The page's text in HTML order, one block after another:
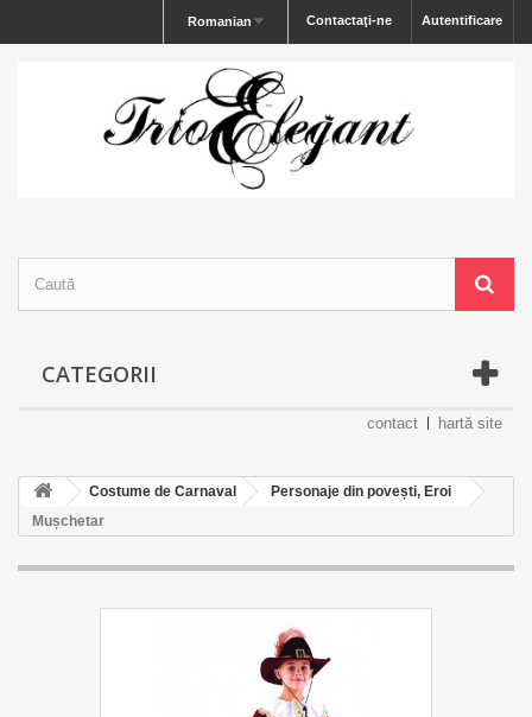
Autentificare
Contactaţi-ne
Romanian
CATEGORII
contact hartă site
Costume de Carnaval
Personaje din povești, Eroi
Mușchetar